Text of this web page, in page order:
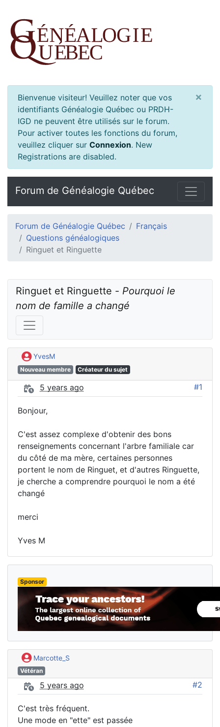
Bienvenue visiteur! Veuillez noter que vos
identifiants Généalogie Québec ou PRDH-
IGD ne peuvent être utilisés sur le forum.
Pour activer toutes les fonctions du forum,
veuillez cliquer sur Connexion. New
Registrations are disabled.
×
Forum de Généalogie Québec
Forum de Généalogie Québec
Français
Questions généalogiques
Ringuet et Ringuette
Ringuet et Ringuette - Pourquoi le
nom de famille a changé
YvesM
Nouveau membre Créateur du sujet
5 years ago #1
Bonjour,
C'est assez complexe d'obtenir des bons
renseignements concernant l'arbre familiale car
du côté de ma mère, certaines personnes
portent le nom de Ringuet, et d'autres Ringuette,
je cherche a comprendre pourquoi le nom a été
changé
merci
Yves M
Sponsor
Marcotte_S
Vétéran
5 years ago #2
C'est très fréquent.
Une mode en "ette" est passée